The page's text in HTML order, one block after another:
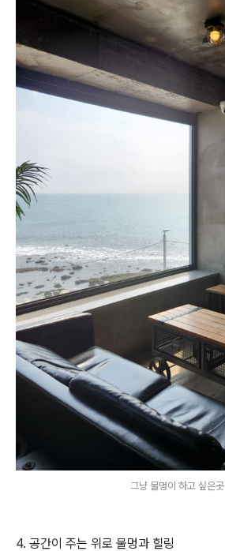
그냥 물멍이 하고 싶은곳
4. 공간이 주는 위로 물멍과 힐링